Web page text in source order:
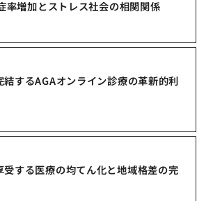
率増加とストレス社会の相関関係
結するAGAオンライン診療の革新的利
受する医療の均てん化と地域格差の完